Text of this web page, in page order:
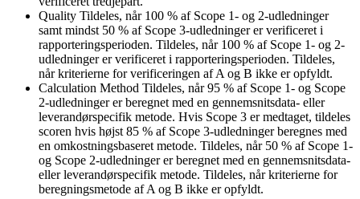
Quality Tildeles, når 100 % af Scope 1- og 2-udledninger
samt mindst 50 % af Scope 3-udledninger er verificeret i
rapporteringsperioden. Tildeles, når 100 % af Scope 1- og 2-
udledninger er verificeret i rapporteringsperioden. Tildeles,
når kriterierne for verificeringen af A og B ikke er opfyldt.
Calculation Method Tildeles, når 95 % af Scope 1- og Scope
2-udledninger er beregnet med en gennemsnitsdata- eller
leverandørspecifik metode. Hvis Scope 3 er medtaget, tildeles
scoren hvis højst 85 % af Scope 3-udledninger beregnes med
en omkostningsbaseret metode. Tildeles, når 50 % af Scope 1-
og Scope 2-udledninger er beregnet med en gennemsnitsdata-
eller leverandørspecifik metode. Tildeles, når kriterierne for
beregningsmetode af A og B ikke er opfyldt.